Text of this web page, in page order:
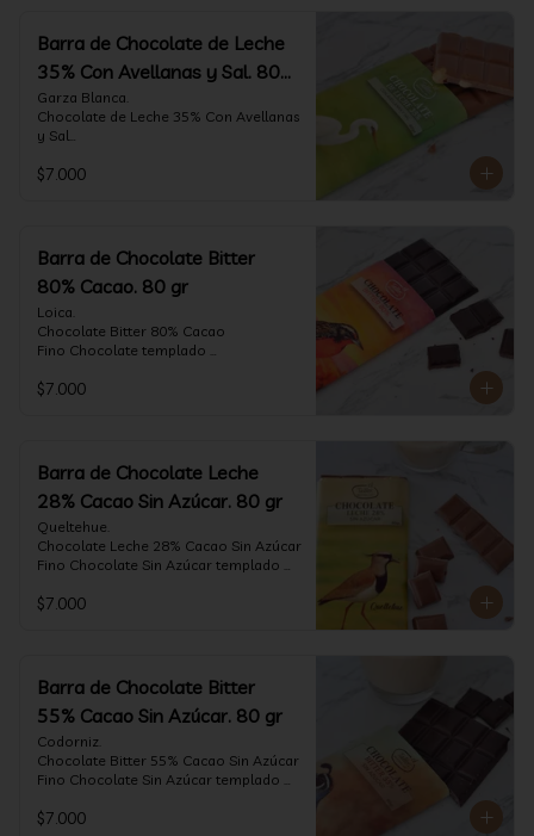
Formato: tableta 80 gramos.
Barra de Chocolate de Leche
35% Con Avellanas y Sal. 80
gr
Garza Blanca.
Chocolate de Leche 35% Con Avellanas
y Sal
artesanalmente con Avellanas
con la textura y complemento de sabor
de las avellanas y sal.
Formato: tableta 80 gramos.
$7.000
Barra de Chocolate Bitter
80% Cacao. 80 gr
Loica.
Chocolate Bitter 80% Cacao
Fino Chocolate templado
de frutas rojas, zeste de pomelo y
$7.000
Barra de Chocolate Leche
28% Cacao Sin Azúcar. 80 gr
Queltehue.
Chocolate Leche 28% Cacao Sin Azúcar
Fino Chocolate Sin Azúcar templado
aterciopelado de frutas rojas y cacao
$7.000
Barra de Chocolate Bitter
55% Cacao Sin Azúcar. 80 gr
Codorniz.
Chocolate Bitter 55% Cacao Sin Azúcar
Fino Chocolate Sin Azúcar templado
aterciopelado de frutas rojas y cacao
$7.000